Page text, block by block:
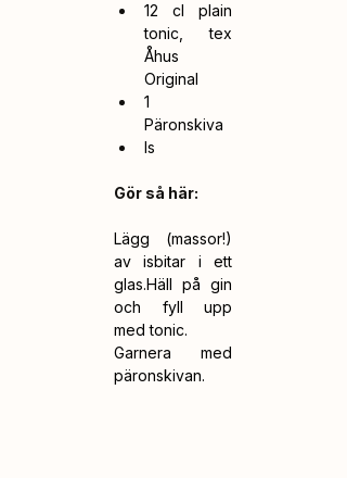
12 cl plain
tonic, tex
Åhus
Original
1
Päronskiva
Is
Gör så här:
Lägg (massor!)
av isbitar i ett
glas.Häll på gin
och fyll upp
med tonic.
Garnera med
päronskivan.